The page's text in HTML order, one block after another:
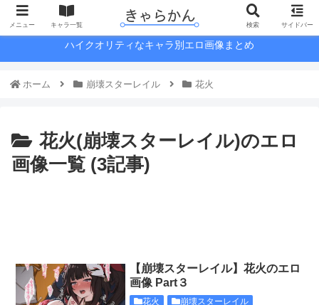
ハイクオリティなキャラ別エロ画像まとめ
ホーム 崩壊スターレイル 花火
花火(崩壊スターレイル)のエロ
画像一覧 (3記事)
【崩壊スターレイル】花火のエロ
画像 Part３
花火 崩壊スターレイル
メニュー キャラ一覧 検索 サイドバー